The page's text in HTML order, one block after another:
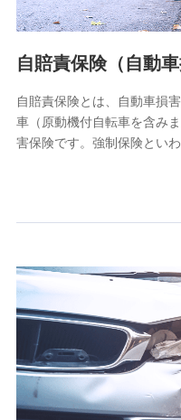
個人情報の第三者提
除き、第三者に提供いた
業務の委託
当社は利用目的の達成に
【共同して利用される利
当社又は株式会社NTTド
した、以下の情報などの
基本情報
氏名、電話番号、メー
属性、連絡先、dポイ
自賠責保険（自動
自賠責保険とは、自動車損
車（原動機付自転車を含み
害保険です。強制保険とい